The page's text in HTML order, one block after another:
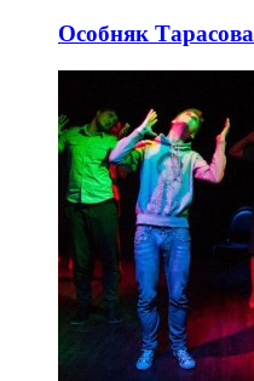
Особняк Тарасова